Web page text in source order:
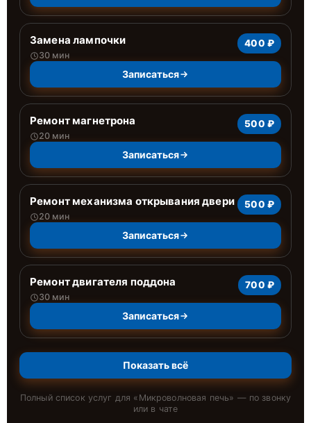
Замена лампочки
30 мин
400 ₽
Записаться
Ремонт магнетрона
20 мин
500 ₽
Записаться
Ремонт механизма открывания двери
20 мин
500 ₽
Записаться
Ремонт двигателя поддона
30 мин
700 ₽
Записаться
Показать всё
Полный список услуг для « Микроволновая печь» — по звонку
или в чате